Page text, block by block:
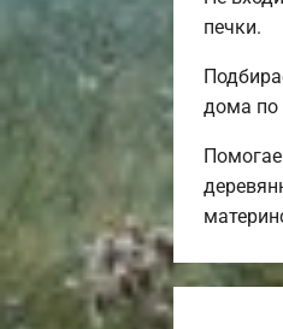
печки.
дома по